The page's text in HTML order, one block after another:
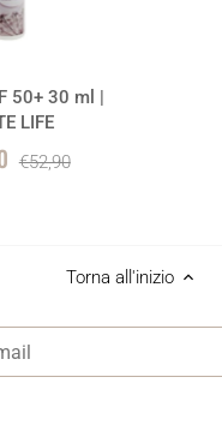
50+ 30 ml |
LIFE
€52,90
Torna all'inizio